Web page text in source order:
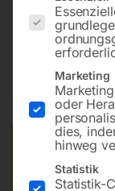
für JEPSON
Preis auf
Versandkosten
Bitte beachten
Andere Länder
Marketing
oder
dies,
hinweg
Statistik
Statistik-